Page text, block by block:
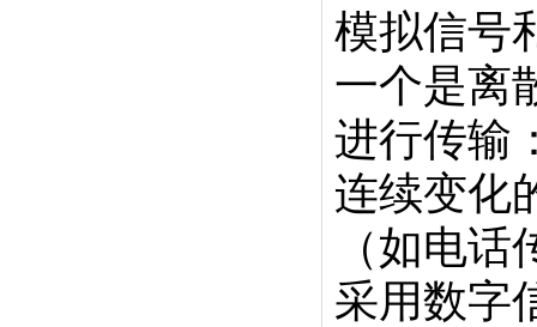
模拟信号
一个是离
进行传输
连续变化
（如电
采用数字